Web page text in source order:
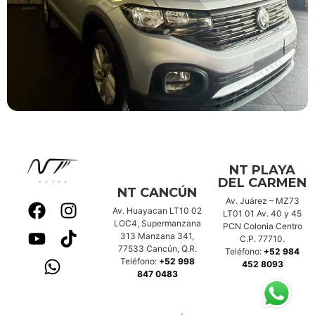
NT CANCÚN
Av. Huayacan LT10 02
LOC4, Supermanzana
313 Manzana 341,
77533 Cancún, Q.R.
Teléfono: +52 998
847 0483
NT PLAYA
DEL CARMEN
Av. Juárez – MZ73
LT01 01 Av. 40 y 45
PCN Colonia Centro
C.P. 77710.
Teléfono: +52 984
452 8093